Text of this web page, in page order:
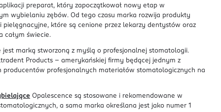
preparat, który zapoczątkował nowy etap w
wybielaniu zębów. Od tego czasu marka rozwija produkty
pielęgnacyjne, które są cenione przez lekarzy dentystów oraz
całym świecie.
jest marką stworzoną z myślą o profesjonalnej stomatologii.
Products – amerykańskiej firmy będącej jednym z
producentów profesjonalnych materiałów stomatologicznych na
Opalescence są stosowane i rekomendowane w
a sama marka określana jest jako numer 1